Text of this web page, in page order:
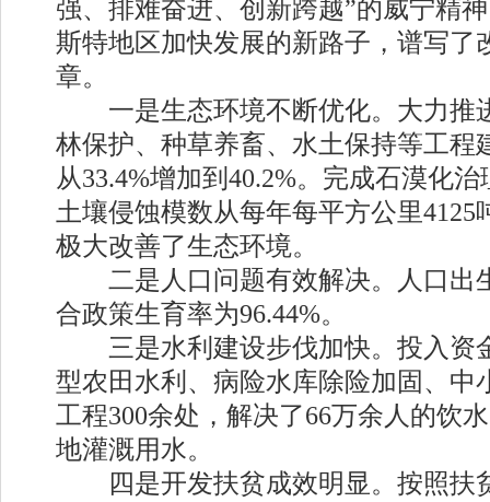
强、排难奋进、创新跨越”的威宁精
斯特地区加快发展的新路子，谱写了
章。
一是生态环境不断优化。大力推
林保护、种草养畜、水土保持等工程
从33.4%增加到40.2%。完成石漠化
土壤侵蚀模数从每年每平方公里4125
极大改善了生态环境。
二是人口问题有效解决。人口出
合政策生育率为96.44%。
三是水利建设步伐加快。投入资
型农田水利、病险水库除险加固、中
工程300余处，解决了66万余人的饮
地灌溉用水。
四是开发扶贫成效明显。按照扶